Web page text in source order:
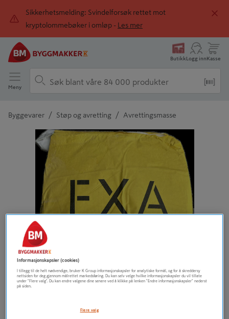
Sikkerhetsmelding: Svindelforsøk rettet mot
kryptolommebøker i omløp -
Les mer
ButikkLogg innKasse
Meny
Byggevarer / Støp og avretting / Avrettingsmasse
Detaljert beskrivelse finnes i produktbeskrivelsen
Informasjonskapsler (cookies)
I tillegg til de helt nødvendige, bruker K Group informasjonskapsler for analytiske formål, og for å skreddersy
nettsiden for deg gjennom målrettet markedsføring. Du kan selv velge hvilke informasjonskapsler du vil tillate
under "Flere valg". Du kan endre valgene dine senere ved å klikke på lenken "Endre informasjonskapsler" nederst
på siden.
Flere valg